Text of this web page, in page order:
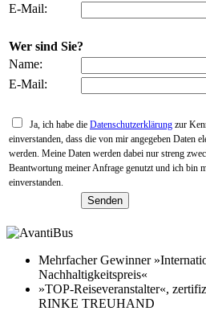
E-Mail:
Wer sind Sie?
Name:
E-Mail:
Ja, ich habe die Datenschutzerklärung zur
einverstanden, dass die von mir angegeben Daten
werden. Meine Daten werden dabei nur streng
Beantwortung meiner Anfrage genutzt und ich bin
einverstanden.
Mehrfacher Gewinner
Nachhaltigkeitspreis«
»TOP-Reiseveranstalter«,
RINKE TREUHAND